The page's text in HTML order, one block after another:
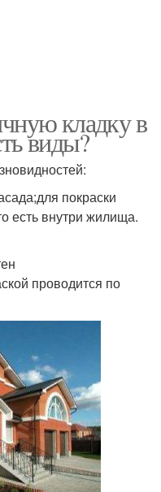
кладку в
виды?
покраски
есть внутри жилища.
проводится по